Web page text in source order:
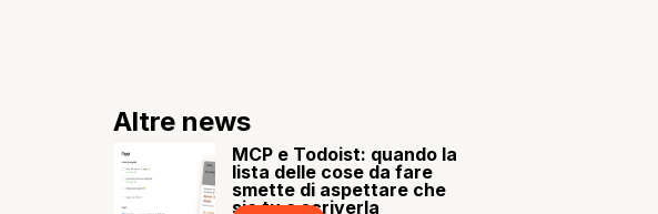
Altre news
MCP e Todoist: quando la
lista delle cose da fare
smette di aspettare che
sia tu a scriverla